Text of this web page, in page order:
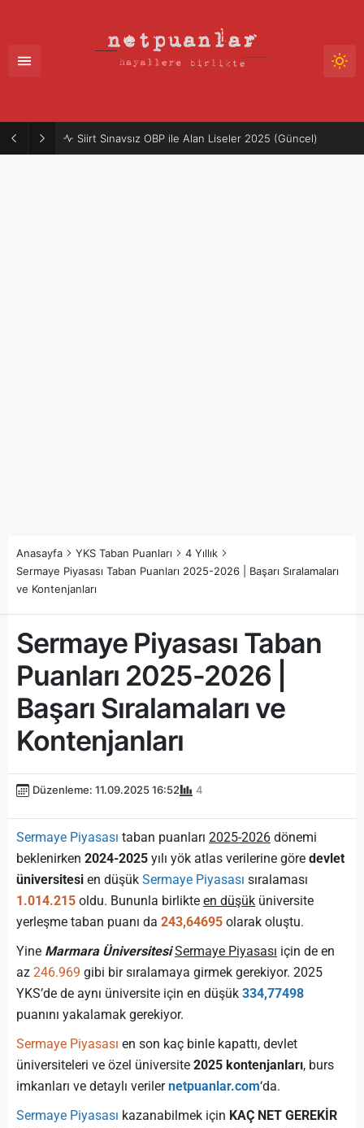
Siirt Sınavsız OBP ile Alan Liseler 2025 (Güncel)
Anasayfa YKS Taban Puanları
4 Yıllık
Sermaye Piyasası Taban Puanları 2025-2026 | Başarı Sıralamaları
ve Kontenjanları
Sermaye Piyasası Taban
Puanları 2025-2026 |
Başarı Sıralamaları ve
Kontenjanları
Düzenleme: 11.09.2025 16:52 4
Sermaye Piyasası taban puanları 2025-2026 dönemi
beklenirken 2024-2025 yılı yök atlas verilerine göre devlet
üniversitesi en düşük Sermaye Piyasası sıralaması
1.014.215 oldu. Bununla birlikte en düşük üniversite
yerleşme taban puanı da 243,64695 olarak oluştu.
Yine Marmara Üniversitesi Sermaye Piyasası için de en
az 246.969 gibi bir sıralamaya girmek gerekiyor. 2025
YKS’de de aynı üniversite için en düşük 334,77498
puanını yakalamak gerekiyor.
Sermaye Piyasası en son kaç binle kapattı, devlet
üniversiteleri ve özel üniversite 2025 kontenjanları, burs
imkanları ve detaylı verilernetpuanlar.com‘da.
Sermaye Piyasası kazanabilmek için KAÇ NET GEREKİR